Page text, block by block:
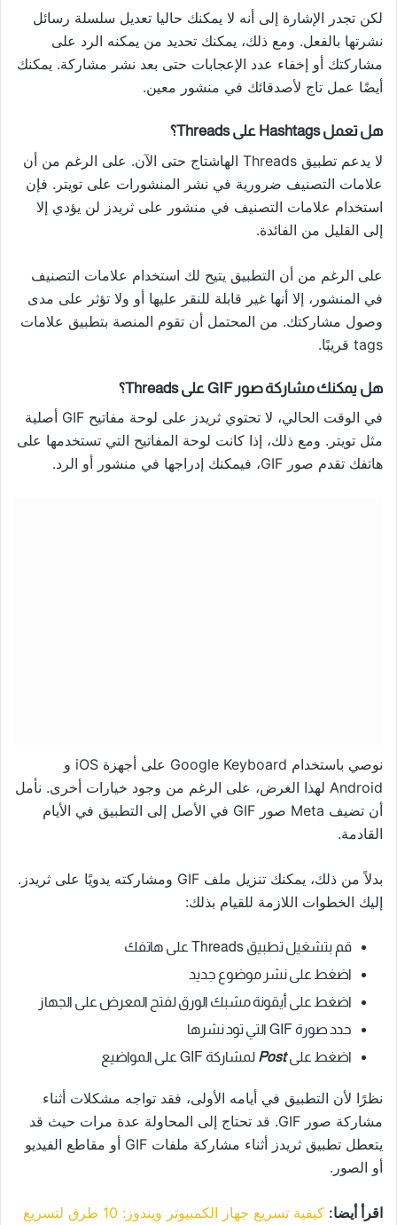
لكن تجدر الإشارة إلى أنه لا يمكنك حاليا تعديل سلسلة رسائل
نشرتها بالفعل. ومع ذلك، يمكنك تحديد من يمكنه الرد على
مشاركتك أو إخفاء عدد الإعجابات حتى بعد نشر مشاركة. يمكنك
أيضًا عمل تاج لأصدقائك في منشور معين.
هل تعمل Hashtags على Threads؟
لا يدعم تطبيق Threads الهاشتاج حتى الآن. على الرغم من أن
علامات التصنيف ضرورية في نشر المنشورات على تويتر. فإن
استخدام علامات التصنيف في منشور على ثريدز لن يؤدي إلا
إلى القليل من الفائدة.
على الرغم من أن التطبيق يتيح لك استخدام علامات التصنيف
في المنشور، إلا أنها غير قابلة للنقر عليها أو ولا تؤثر على مدى
وصول مشاركتك. من المحتمل أن تقوم المنصة بتطبيق علامات
tags قريبًا.
هل يمكنك مشاركة صور GIF على Threads؟
في الوقت الحالي، لا تحتوي ثريدز على لوحة مفاتيح GIF أصلية
مثل تويتر. ومع ذلك، إذا كانت لوحة المفاتيح التي تستخدمها على
هاتفك تقدم صور GIF، فيمكنك إدراجها في منشور أو الرد.
نوصي باستخدام Google Keyboard على أجهزة iOS و
Android لهذا الغرض، على الرغم من وجود خيارات أخرى. نأمل
أن تضيف Meta صور GIF في الأصل إلى التطبيق في الأيام
القادمة.
بدلاً من ذلك، يمكنك تنزيل ملف GIF ومشاركته يدويًا على ثريدز.
إليك الخطوات اللازمة للقيام بذلك:
قم بتشغيل تطبيق Threads على هاتفك
اضغط على نشر موضوع جديد
اضغط على أيقونة مشبك الورق لفتح المعرض على الجهاز
حدد صورة GIF التي تود نشرها
اضغط علىPost لمشاركة GIF على المواضيع
نظرًا لأن التطبيق في أيامه الأولى، فقد تواجه مشكلات أثناء
مشاركة صور GIF. قد تحتاج إلى المحاولة عدة مرات حيث قد
يتعطل تطبيق ثريدز أثناء مشاركة ملفات GIF أو مقاطع الفيديو
أو الصور.
اقرأ أيضا: كيفية تسريع جهاز الكمبيوتر ويندوز: 10 طرق لتسريع